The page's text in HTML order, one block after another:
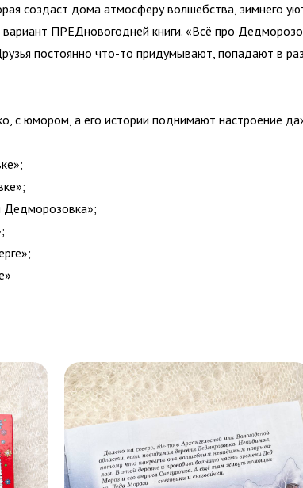
создаст дома атмосферу волшебства, зимнего
ПРЕДновогодней книги. «Всё про
постоянно что-то придумывают, попадают в
с юмором, а его истории поднимают настроение
Дедморозовка»;